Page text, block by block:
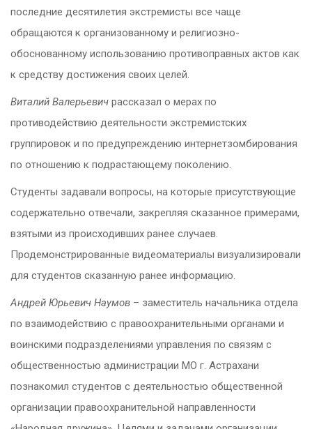
последние десятилетия экстремисты все чаще
обращаются к организованному и религиозно-
обоснованному использованию противоправных актов как
к средству достижения своих целей.
Виталий Валерьевич рассказал о мерах по
противодействию деятельности экстремистских
группировок и по предупреждению интернетзомбирования
по отношению к подрастающему поколению.
Студенты задавали вопросы, на которые присутствующие
содержательно отвечали, закрепляя сказанное примерами,
взятыми из происходивших ранее случаев.
Продемонстрированные видеоматериалы визуализировали
для студентов сказанную ранее информацию.
Андрей Юрьевич Наумов – заместитель начальника отдела
по взаимодействию с правоохранительными органами и
воинскими подразделениями управления по связям с
общественностью администрации МО г. Астрахани
познакомил студентов с деятельностью общественной
организации правоохранительной направленности